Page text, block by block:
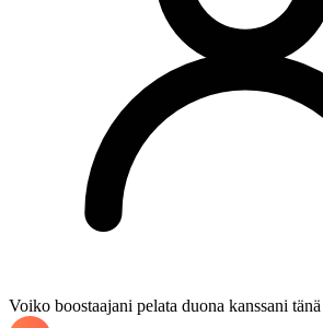
Voiko boostaajani pelata duona kanssani